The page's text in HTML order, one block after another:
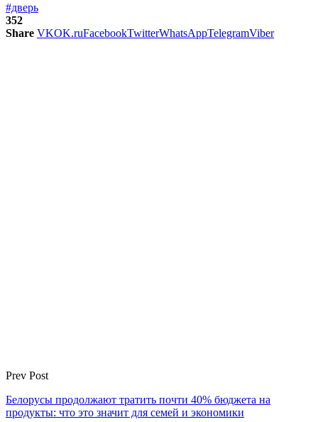
#дверь
352
Share VKOK.ruFacebookTwitterWhatsAppTelegramViber
Prev Post
Белорусы продолжают тратить почти 40% бюджета на
продукты: что это значит для семей и экономики